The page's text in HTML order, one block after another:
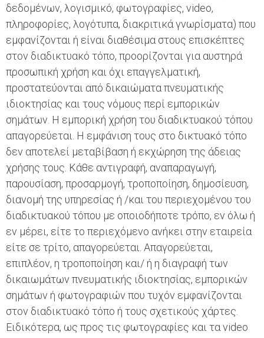
δεδομένων, λογισμικό, φωτογραφίες, video,
πληροφορίες, λογότυπα, διακριτικά γνωρίσματα) που
εμφανίζονται ή είναι διαθέσιμα στους επισκέπτες
στον διαδικτυακό τόπο, προορίζονται για αυστηρά
προσωπική χρήση και όχι επαγγελματική,
προστατεύονται από δικαιώματα πνευματικής
ιδιοκτησίας και τους νόμους περί εμπορικών
σημάτων. Η εμπορική χρήση του διαδικτυακού τόπου
απαγορεύεται. Η εμφάνιση τους στο δικτυακό τόπο
δεν αποτελεί μεταβίβαση ή εκχώρηση της άδειας
χρήσης τους. Κάθε αντιγραφή, αναπαραγωγή,
παρουσίαση, προσαρμογή, τροποποίηση, δημοσίευση,
διανομή της υπηρεσίας ή /και του περιεχομένου του
διαδικτυακού τόπου με οποιοδήποτε τρόπο, εν όλω ή
εν μέρει, είτε το περιεχόμενο ανήκει στην εταιρεία
είτε σε τρίτο, απαγορεύεται. Απαγορεύεται,
επιπλέον, η τροποποίηση και/ ή η διαγραφή των
δικαιωμάτων πνευματικής ιδιοκτησίας, εμπορικών
σημάτων ή φωτογραφιών που τυχόν εμφανίζονται
στον διαδικτυακό τόπο ή τους σχετικούς χάρτες.
Ειδικότερα, ως προς τις φωτογραφίες και τα video